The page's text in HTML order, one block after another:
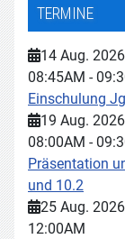
TERMINE
14 Aug. 2026
08:45AM -
Einschulung
19 Aug. 2026
08:00AM -
Präsentation
und 10.2
25 Aug. 2026
12:00AM